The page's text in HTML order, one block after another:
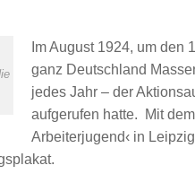
Im August 1924, um den
ganz Deutschland
jedes Jahr – der
aufgerufen hatte. Mit
Arbeiterjugend‹ in